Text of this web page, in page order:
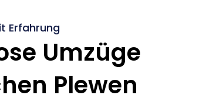
Erfahrung
Umzüge
Plewen